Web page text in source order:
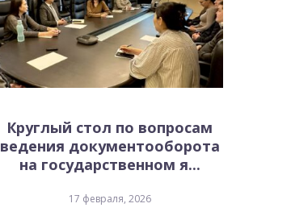
Круглый стол по вопросам
ведения документооборота
на государственном я...
17 февраля, 2026